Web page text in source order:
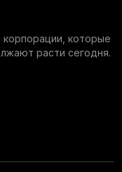
которые
расти сегодня.